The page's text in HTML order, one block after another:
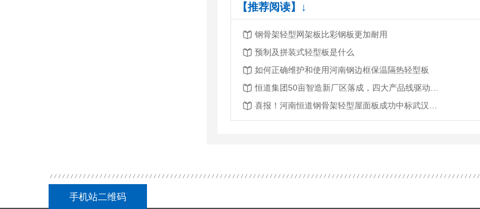
【推荐阅读】↓
钢骨架轻型网架板比彩钢板更加耐用
预制及拼装式轻型板是什么
如何正确维护和使用河南钢边框保温隔热轻型板
手机站二维码